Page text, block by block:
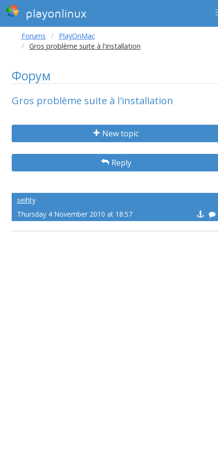
playonlinux
Forums
PlayOnMac
Gros problème suite à l'installation
Форум
Gros problème suite à l'installation
New topic
Reply
seihty
Thursday 4 November 2010 at 18:57